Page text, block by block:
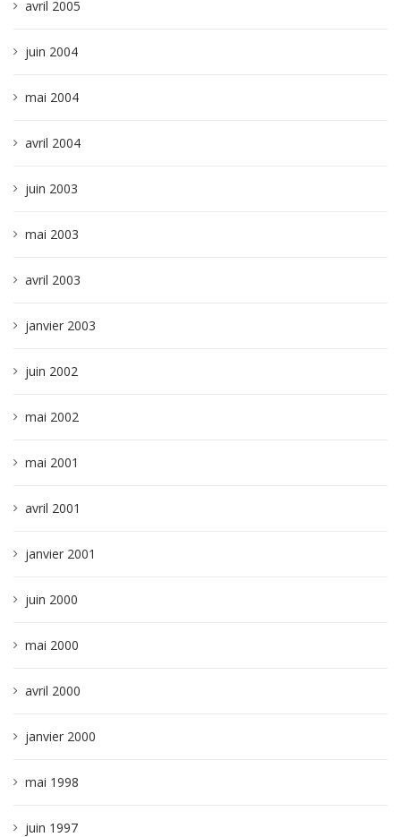
avril 2005
juin 2004
mai 2004
avril 2004
juin 2003
mai 2003
avril 2003
janvier 2003
juin 2002
mai 2002
mai 2001
avril 2001
janvier 2001
juin 2000
mai 2000
avril 2000
janvier 2000
mai 1998
juin 1997